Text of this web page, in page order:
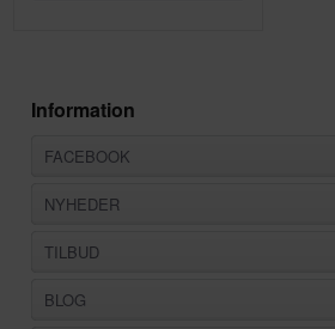
Information
FACEBOOK
NYHEDER
TILBUD
BLOG